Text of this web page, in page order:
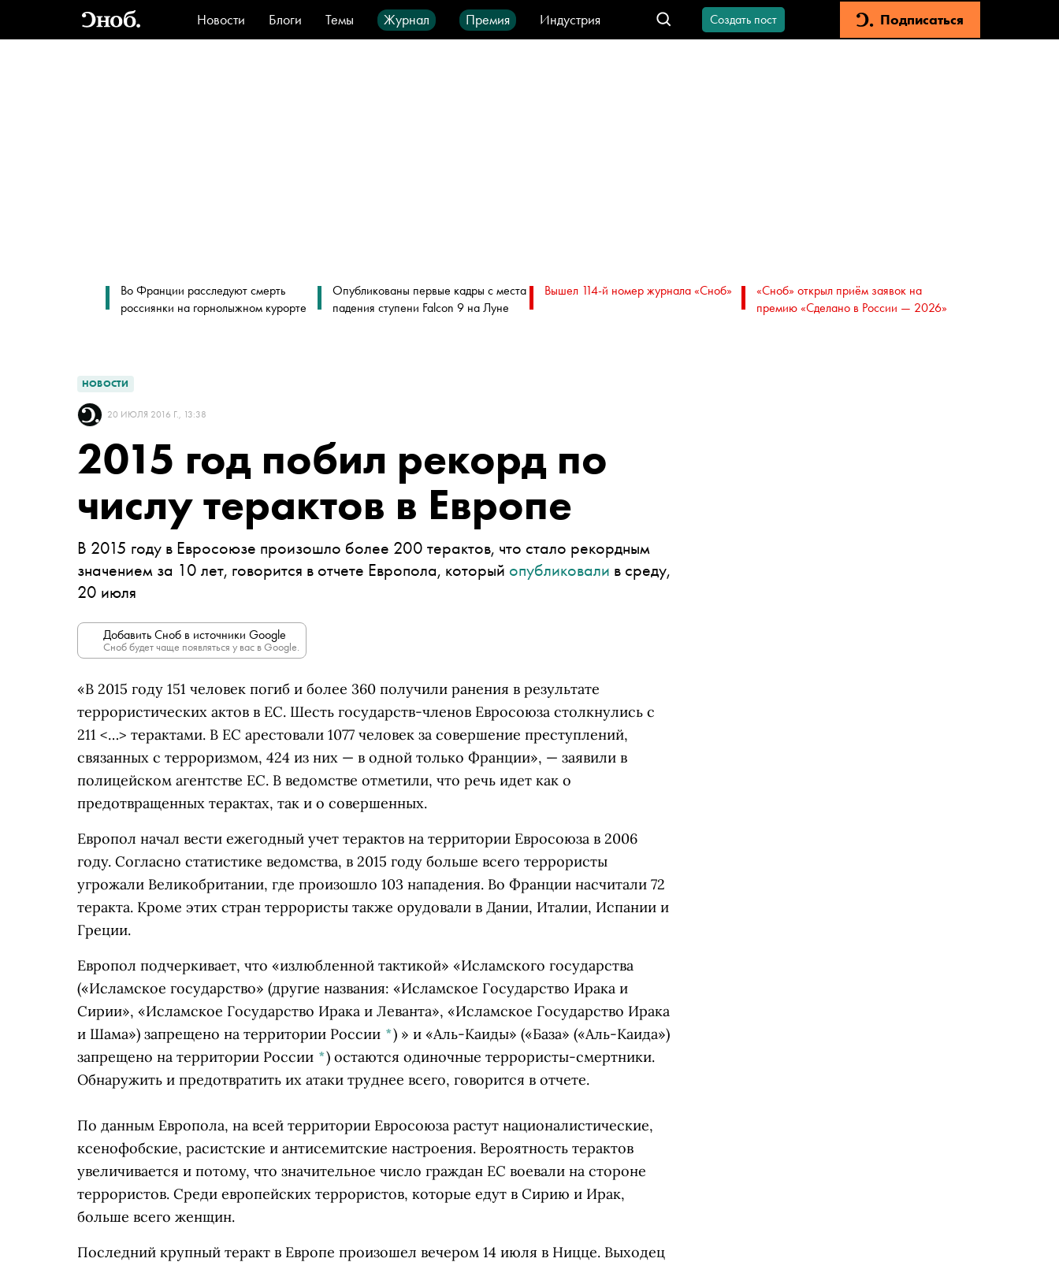
Новости Блоги Темы Журнал Премия
Индустрия
Стиль
Видео Город IT-продукты
Создать пост Подписаться
Во Франции расследуют смерть
россиянки на горнолыжном курорте
Опубликованы первые кадры с места
падения ступени Falcon 9 на Луне
Вышел 114-й номер журнала «Сноб»
«Сноб» открыл приём заявок на
премию «Сделано в России — 2026»
НОВОСТИ
20 ИЮЛЯ 2016 Г., 13:38
2015 год побил рекорд по
числу терактов в Европе
В 2015 году в Евросоюзе произошло более 200 терактов, что стало рекордным
значением за 10 лет, говорится в отчете Европола, который опубликовали в среду,
20 июля
Добавить Сноб в источники Google
Сноб будет чаще появляться у вас в Google.
«В 2015 году 151 человек погиб и более 360 получили ранения в результате
террористических актов в ЕС. Шесть государств-членов Евросоюза столкнулись с
211 <…> терактами. В ЕС арестовали 1077 человек за совершение преступлений,
связанных с терроризмом, 424 из них — в одной только Франции», — заявили в
полицейском агентстве ЕС. В ведомстве отметили, что речь идет как о
предотвращенных терактах, так и о совершенных.
Европол начал вести ежегодный учет терактов на территории Евросоюза в 2006
году. Согласно статистике ведомства, в 2015 году больше всего террористы
угрожали Великобритании, где произошло 103 нападения. Во Франции насчитали 72
теракта. Кроме этих стран террористы также орудовали в Дании, Италии, Испании и
Греции.
Европол подчеркивает, что «излюбленной тактикой» «Исламского государства
(«Исламское государство» (другие названия: «Исламское Государство Ирака и
Сирии», «Исламское Государство Ирака и Леванта», «Исламское Государство Ирака
и Шама») запрещено на территории России *) » и «Аль-Каиды» («База» («Аль-Каида»)
запрещено на территории России *) остаются одиночные террористы-смертники.
Обнаружить и предотвратить их атаки труднее всего, говорится в отчете.
По данным Европола, на всей территории Евросоюза растут националистические,
ксенофобские, расистские и антисемитские настроения. Вероятность терактов
увеличивается и потому, что значительное число граждан ЕС воевали на стороне
террористов. Среди европейских террористов, которые едут в Сирию и Ирак,
больше всего женщин.
Последний крупный теракт в Европе произошел вечером 14 июля в Ницце. Выходец